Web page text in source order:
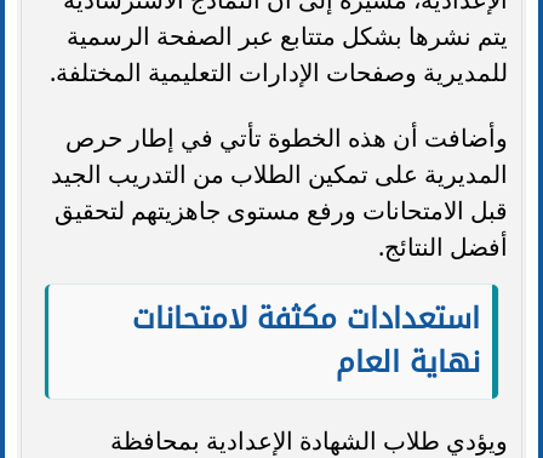
يتم نشرها بشكل متتابع عبر الصفحة الرسمية
للمديرية وصفحات الإدارات التعليمية المختلفة.
وأضافت أن هذه الخطوة تأتي في إطار حرص
المديرية على تمكين الطلاب من التدريب الجيد
قبل الامتحانات ورفع مستوى جاهزيتهم لتحقيق
أفضل النتائج.
استعدادات مكثفة لامتحانات
نهاية العام
ويؤدي طلاب الشهادة الإعدادية بمحافظة